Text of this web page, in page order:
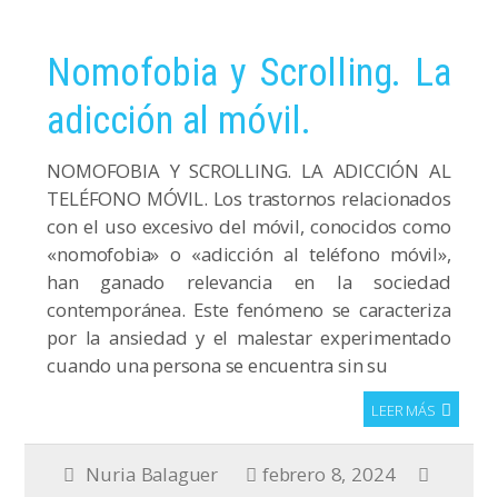
Nomofobia y Scrolling. La
adicción al móvil.
NOMOFOBIA Y SCROLLING. LA ADICCIÓN AL
TELÉFONO MÓVIL. Los trastornos relacionados
con el uso excesivo del móvil, conocidos como
«nomofobia» o «adicción al teléfono móvil»,
han ganado relevancia en la sociedad
contemporánea. Este fenómeno se caracteriza
por la ansiedad y el malestar experimentado
cuando una persona se encuentra sin su
LEER MÁS
Nuria Balaguer
febrero 8, 2024